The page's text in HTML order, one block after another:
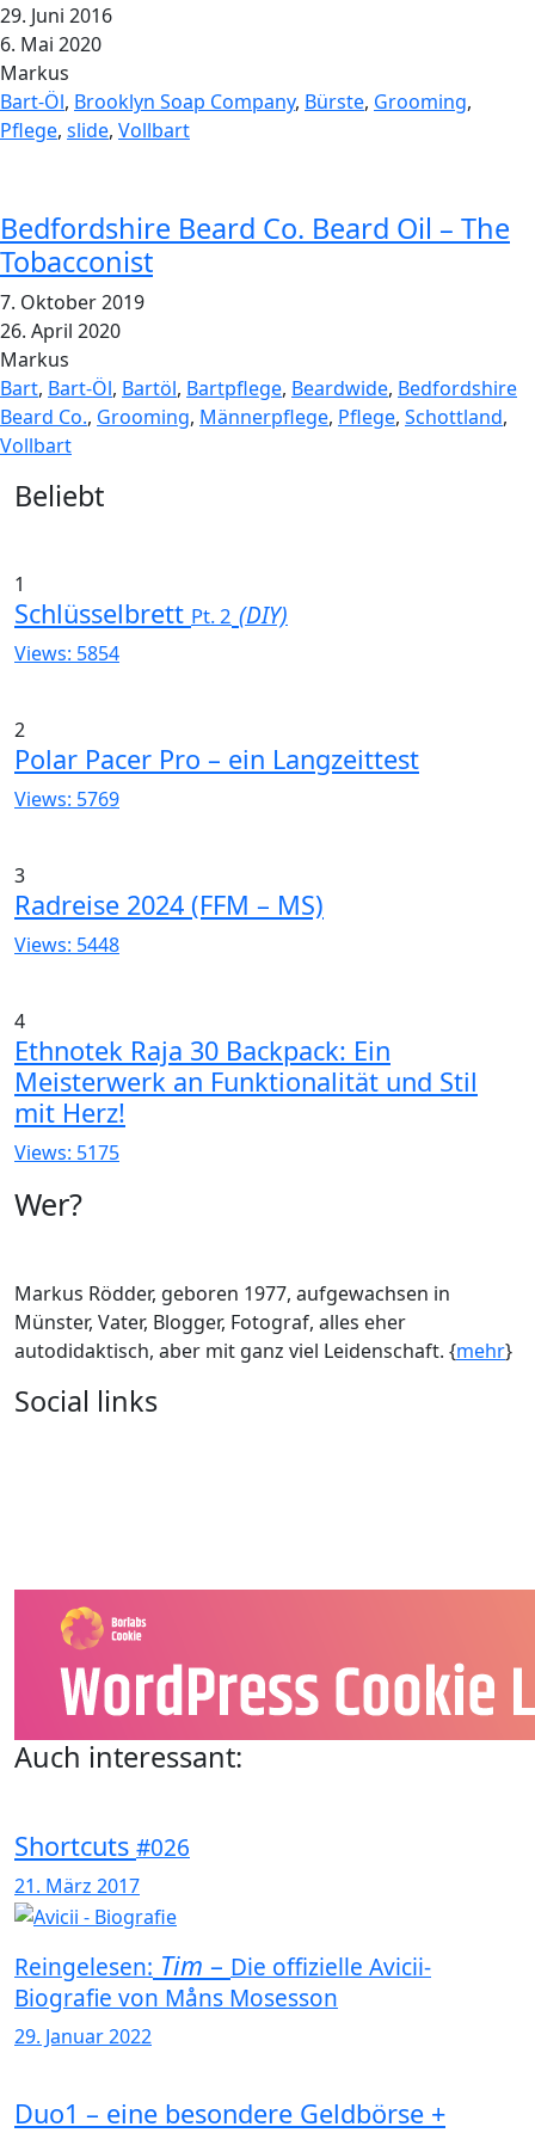
29. Juni 2016
6. Mai 2020
Markus
Bart-Öl, Brooklyn Soap Company, Bürste, Grooming,
Pflege, slide, Vollbart
Bedfordshire Beard Co. Beard Oil – The
Tobacconist
7. Oktober 2019
26. April 2020
Markus
Bart, Bart-Öl, Bartöl, Bartpflege, Beardwide, Bedfordshire
Beard Co., Grooming, Männerpflege, Pflege, Schottland,
Vollbart
Widgets
Beliebt
1
Schlüsselbrett Pt. 2 (DIY)
Views: 5854
2
Polar Pacer Pro – ein Langzeittest
Views: 5769
3
Radreise 2024 (FFM – MS)
Views: 5448
4
Ethnotek Raja 30 Backpack: Ein
Meisterwerk an Funktionalität und Stil
mit Herz!
Views: 5175
Wer?
Markus Rödder, geboren 1977, aufgewachsen in
Münster, Vater, Blogger, Fotograf, alles eher
autodidaktisch, aber mit ganz viel Leidenschaft. {mehr}
Social links
Auch interessant:
Shortcuts #026
21. März 2017
Reingelesen: Tim – Die offizielle Avicii-
Biografie von Måns Mosesson
29. Januar 2022
Duo1 – eine besondere Geldbörse +